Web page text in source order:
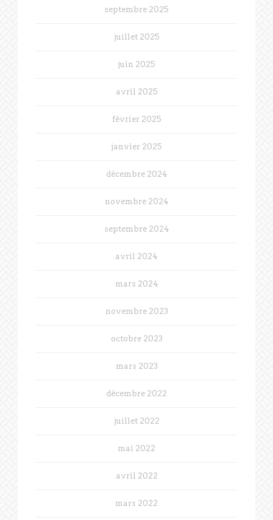
septembre 2025
juillet 2025
juin 2025
avril 2025
février 2025
janvier 2025
décembre 2024
novembre 2024
septembre 2024
avril 2024
mars 2024
novembre 2023
octobre 2023
mars 2023
décembre 2022
juillet 2022
mai 2022
avril 2022
mars 2022